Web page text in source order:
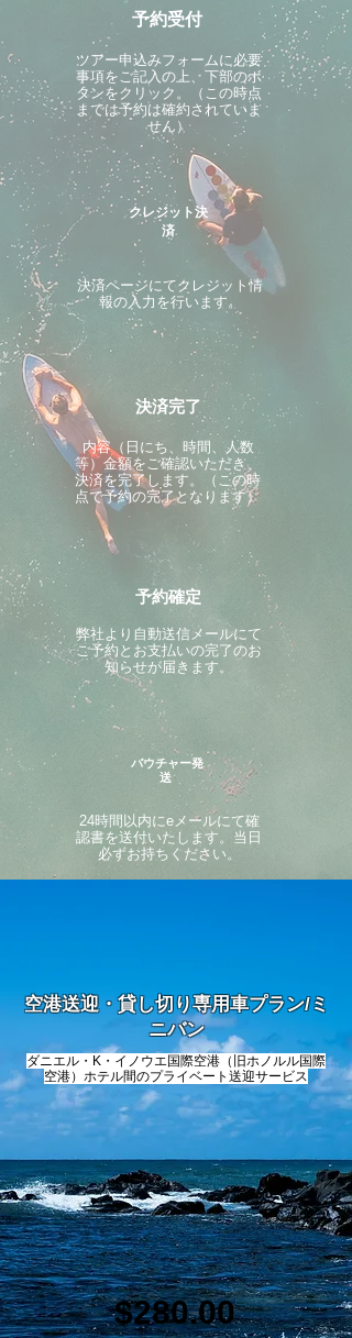
予約受付
ツアー申込みフォームに必要
事項をご記入の上、下部のボ
タンをクリック。（この時点
までは予約は確約されていま
せん）
クレジット決
済
決済ページにてクレジット情
報の入力を行います。
決済完了
内容（日にち、時間、人数
等）金額をご確認いただき、
決済を完了します。（この時
点で予約の完了となります）
予約確定
​弊社より自動送信メールにて
ご予約とお支払いの完了のお
知らせが届きます。
バウチャー発
送
24時間以内にeメールにて確
認書を送付いたします。当日
必ずお持ちください。
空港送迎・貸し切り専用車プラン/ミ
ニバン
ダニエル・K・イノウエ国際空港（旧ホノルル国際
空港）ホテル間のプライベート送迎サービス
$280.00